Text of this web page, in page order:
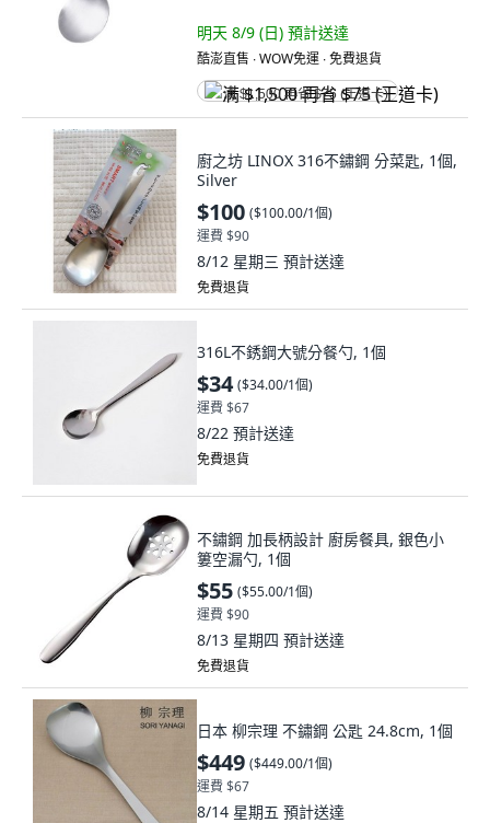
明天 8/9 (日) 預計送達
酷澎直售 ∙ WOW免運 ∙ 免費退貨
满 $1,500 再省 $75 (王道卡)
廚之坊 LINOX 316不鏽鋼 分菜匙, 1個,
Silver
$100 ($100.00/1個)
運費 $90
8/12 星期三 預計送達
免費退貨
316L不銹鋼大號分餐勺, 1個
$34 ($34.00/1個)
運費 $67
8/22 預計送達
免費退貨
不鏽鋼 加長柄設計 廚房餐具, 銀色小
簍空漏勺, 1個
$55 ($55.00/1個)
運費 $90
8/13 星期四 預計送達
免費退貨
日本 柳宗理 不鏽鋼 公匙 24.8cm, 1個
$449 ($449.00/1個)
運費 $67
8/14 星期五 預計送達